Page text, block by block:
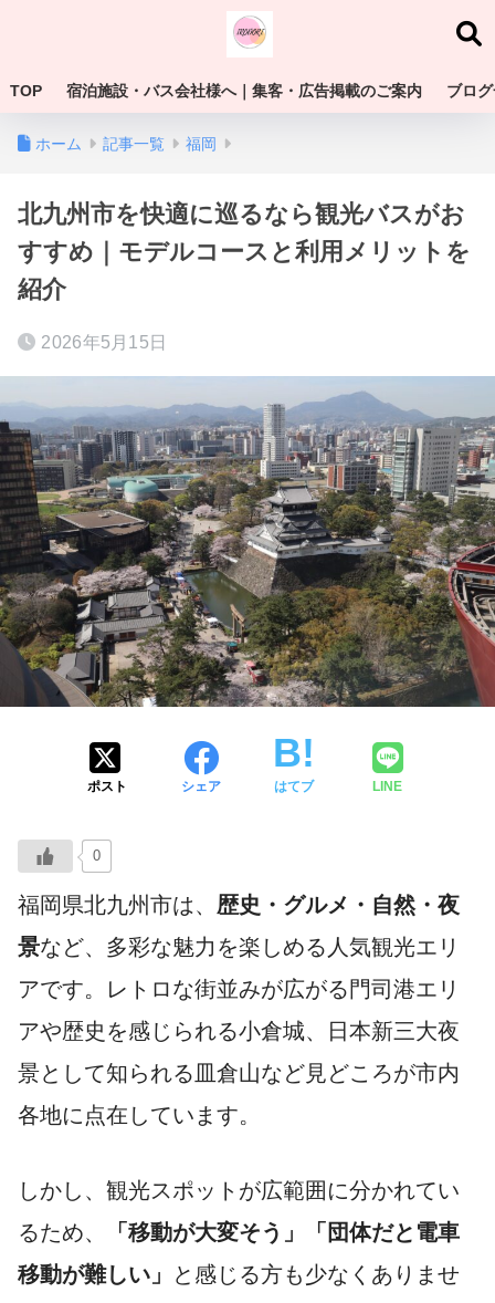
TOP 宿泊施設・バス会社様へ｜集客・広告掲載のご案内 ブロ
ホーム 記事一覧 福岡
北九州市を快適に巡るなら観光バスがお
すすめ｜モデルコースと利用メリットを
紹介
2026年5月15日
ポスト シェア はてブ LINE
0
福岡県北九州市は、 歴史・グルメ・自然・夜
景など、多彩な魅力を楽しめる人気観光エリ
アです。レトロな街並みが広がる門司港エリ
アや歴史を感じられる小倉城、日本新三大夜
景として知られる皿倉山など見どころが市内
各地に点在しています。
しかし、観光スポットが広範囲に分かれてい
るため、
「移動が大変そう」「団体だと電車
移動が難しい」
と感じる方も少なくありませ